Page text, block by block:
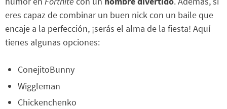
eres capaz de combinar un buen nick con un baile que
encaje a la perfección, ¡serás el alma de la fiesta! Aquí
tienes algunas opciones:
ConejitoBunny
Wiggleman
Chickenchenko